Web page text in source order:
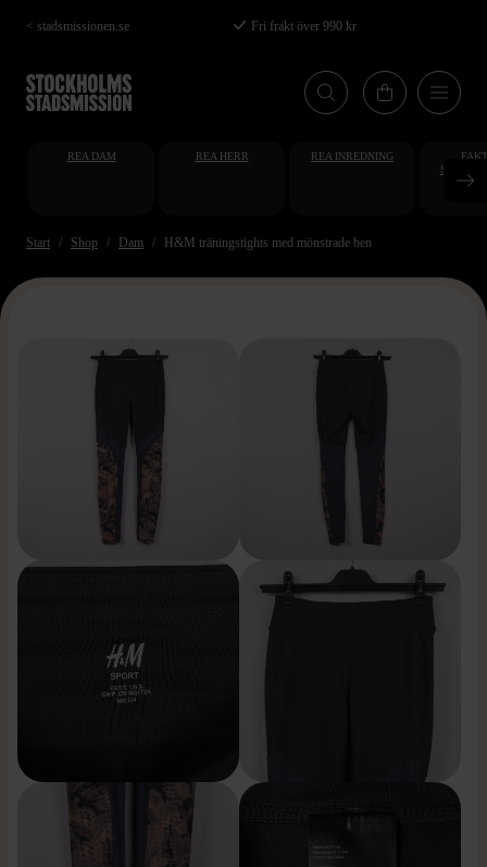
Hoppa
till
huvudinnehåll
< stadsmissionen.se Fri frakt över 990 kr
REA DAM REA HERR REA INREDNING
Start Shop Dam H&M träningstights med mönstrade ben